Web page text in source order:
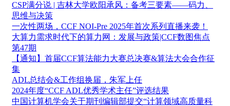
CSP满分说 | 吉林大学欧阳承风：备考三要素——码力、
思维与决策
一次性两场，CCF NOI-Pre 2025年首次系列直播来袭！
大算力需求时代下的算力网：发展与政策|CCF数图焦点
第47期
【通知】首届CCF算法能力大赛总决赛&算法大会合作征
集
ADL总结会&工作组换届，朱军上任
2024年度“CCF ADL优秀学术主任”评选结果
中国计算机学会关于期刊编辑部提交“计算领域高质量科